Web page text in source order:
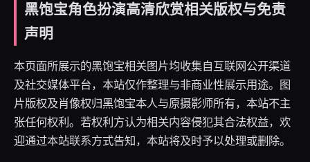
黑饱宝角色扮演高清欣赏相关版权与免责
声明
本页面所展示的黑饱宝相关图片均收集自互联网公开渠道
及社交媒体平台，本站仅作整理与非商业性展示用途。图
片版权及肖像权归黑饱宝本人与原摄影师所有，本站不主
张任何权利。若权利方认为相关内容侵犯其合法权益，欢
迎通过本站联系方式告知，本站将及时予以处理或删除。